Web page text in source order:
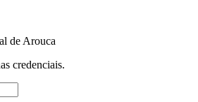
de Arouca
credenciais.